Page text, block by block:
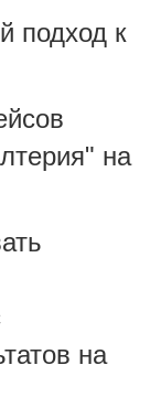
подход к
на
на